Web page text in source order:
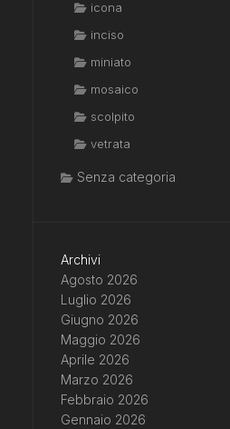
icona
inciso
miniato
mosaico
scolpito
vetrata
Senza categoria
Archivi
Agosto 2026
Luglio 2026
Giugno 2026
Maggio 2026
Aprile 2026
Marzo 2026
Febbraio 2026
Gennaio 2026